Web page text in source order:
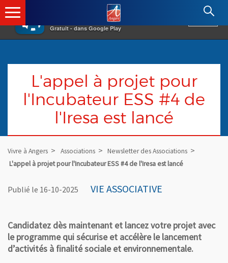
×
Gratuit - dans Google Play
Angers.fr : Retour à l'accueil
L'appel à projet pour
l'Incubateur ESS #4 de
l'Iresa est lancé
Vivre à Angers Associations
Newsletter des Associations
L'appel à projet pour l'Incubateur ESS #4 de l'Iresa est lancé
Publié le 16-10-2025 VIE ASSOCIATIVE
Candidatez dès maintenant et lancez votre projet avec
le programme qui sécurise et accélère le lancement
d’activités à finalité sociale et environnementale.